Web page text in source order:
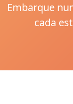
Embarque
cada